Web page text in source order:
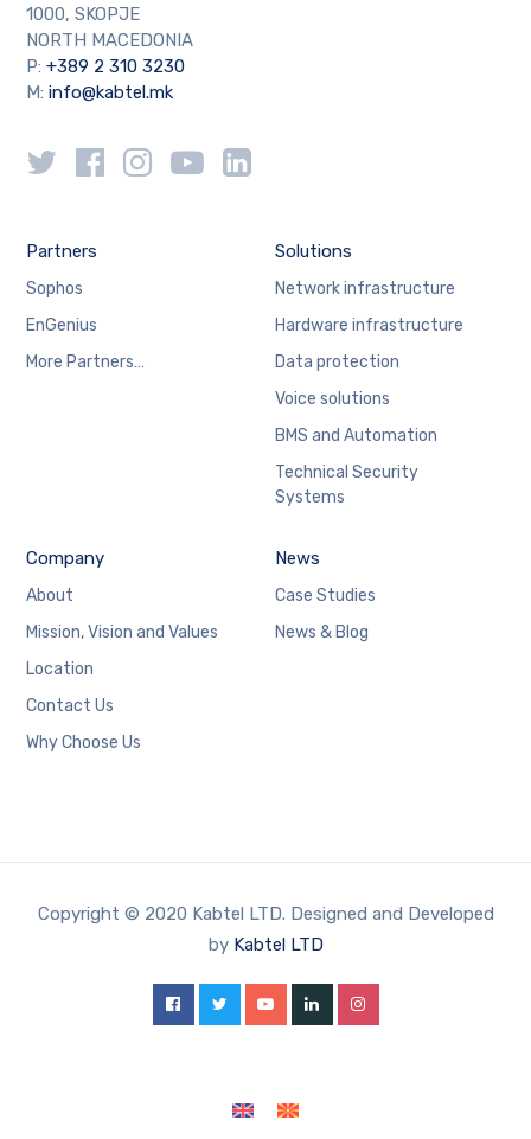
1000, SKOPJE
NORTH MACEDONIA
P: +389 2 310 3230
M:info@kabtel.mk
Partners
Sophos
EnGenius
More Partners…
Solutions
Network infrastructure
Hardware infrastructure
Data protection
Voice solutions
BMS and Automation
Technical Security
Systems
Company
About
Mission, Vision and Values
Location
Contact Us
Why Choose Us
News
Case Studies
News & Blog
Copyright © 2020 Kabtel LTD. Designed and Developed
by Kabtel LTD